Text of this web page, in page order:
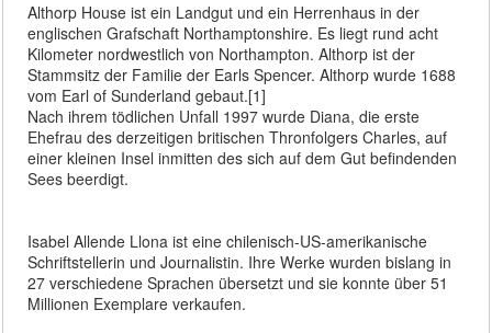
Althorp House ist ein Landgut und ein Herrenhaus in der
englischen Grafschaft Northamptonshire. Es liegt rund acht
Kilometer nordwestlich von Northampton. Althorp ist der
Stammsitz der Familie der Earls Spencer. Althorp wurde 1688
vom Earl of Sunderland gebaut.[1]
Nach ihrem tödlichen Unfall 1997 wurde Diana, die erste
Ehefrau des derzeitigen britischen Thronfolgers Charles, auf
einer kleinen Insel inmitten des sich auf dem Gut befindenden
Sees beerdigt.
Isabel Allende Llona ist eine chilenisch-US-amerikanische
Schriftstellerin und Journalistin. Ihre Werke wurden bislang in
27 verschiedene Sprachen übersetzt und sie konnte über 51
Millionen Exemplare verkaufen.